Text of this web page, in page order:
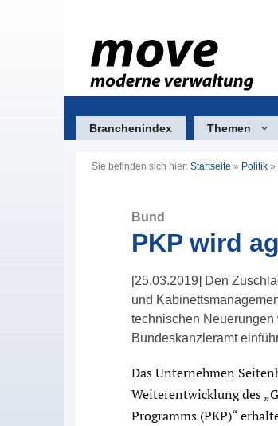
Branchenindex Themen
Sie befinden sich hier: Startseite » Politik »
Bund
PKP wird
[25.03.2019] Den
und
technischen
Bundeskanzleramt
Das Unternehmen
Weiterentwicklung des
Programms (PKP)“